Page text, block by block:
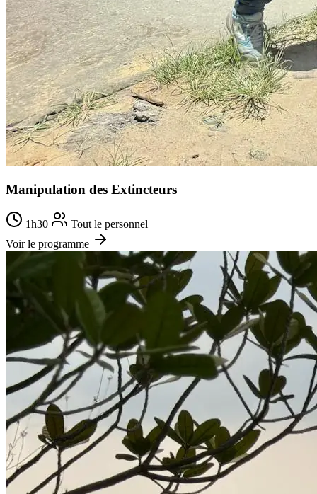
Manipulation des Extincteurs
1h30
Tout le personnel
Voir le programme